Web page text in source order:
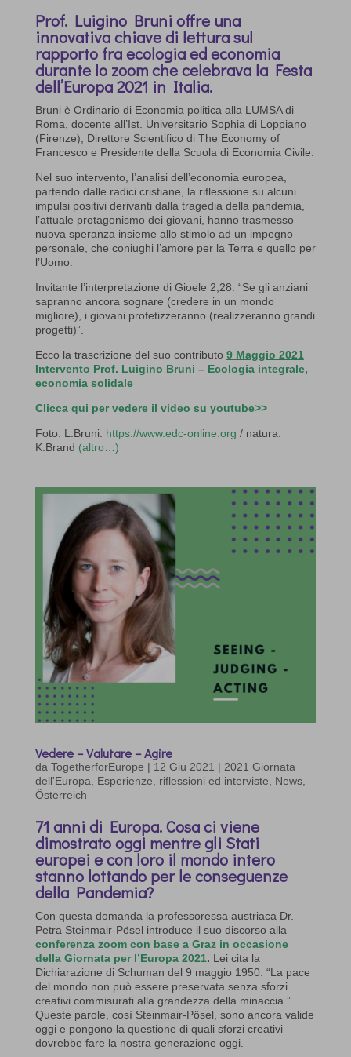
Prof. Luigino Bruni offre una
innovativa chiave di lettura sul
rapporto fra ecologia ed economia
durante lo zoom che celebrava la Festa
dell’Europa 2021 in Italia.
Bruni è Ordinario di Economia politica alla LUMSA di
Roma, docente all’Ist. Universitario Sophia di Loppiano
(Firenze), Direttore Scientifico di The Economy of
Francesco e Presidente della Scuola di Economia Civile.
Nel suo intervento, l’analisi dell’economia europea,
partendo dalle radici cristiane, la riflessione su alcuni
impulsi positivi derivanti dalla tragedia della pandemia,
l’attuale protagonismo dei giovani, hanno trasmesso
nuova speranza insieme allo stimolo ad un impegno
personale, che coniughi l’amore per la Terra e quello per
l’Uomo.
Invitante l’interpretazione di Gioele 2,28: “Se gli anziani
sapranno ancora sognare (credere in un mondo
migliore), i giovani profetizzeranno (realizzeranno grandi
progetti)”.
Ecco la trascrizione del suo contributo 9 Maggio 2021
Intervento Prof. Luigino Bruni – Ecologia integrale,
economia solidale
Clicca qui per vedere il video su youtube>>
Foto: L.Bruni: https://www.edc-online.org / natura:
K.Brand (altro…)
Vedere – Valutare – Agire
da TogetherforEurope | 12 Giu 2021 | 2021 Giornata
dell'Europa
Esperienze, riflessioni ed interviste News,
Österreich
71 anni di Europa. Cosa ci viene
dimostrato oggi mentre gli Stati
europei e con loro il mondo intero
stanno lottando per le conseguenze
della Pandemia?
Con questa domanda la professoressa austriaca Dr.
Petra Steinmair-Pösel introduce il suo discorso alla
conferenza zoom con base a Graz in occasione
della Giornata per l’Europa 2021. Lei cita la
Dichiarazione di Schuman del 9 maggio 1950: “La pace
del mondo non può essere preservata senza sforzi
creativi commisurati alla grandezza della minaccia.”
Queste parole, così Steinmair-Pösel, sono ancora valide
oggi e pongono la questione di quali sforzi creativi
dovrebbe fare la nostra generazione oggi.